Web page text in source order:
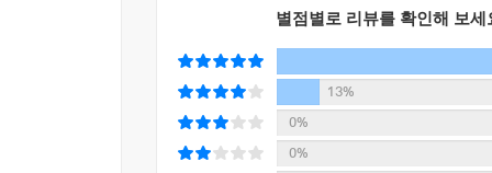
히틀러는 황금 핀셋으로 자신의 누리끼리한 피부
지나 자신의 시스템에 침투하여 이제 내부에서
사혈을 시도했다. 하지만 히틀러의 혈액은 호르
자 응고되어 버렸다. 결국 사혈도 실패했다.
--- p.319
이 책은 제2차 세계 대전을 바라보는 관점을 바
사람에게 고통을 야기했다는 점을 빼놓을 수 없을
직접 발굴한 희귀 문서, 역사적 사진 자료, 탁월한
별점별로 리뷰를 확인해 보세
13%
0%
0%